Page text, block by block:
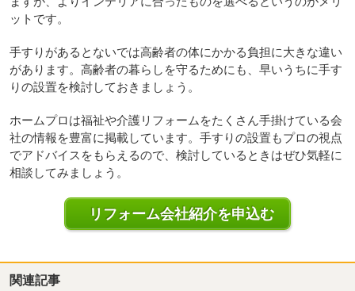
ットです。
手すりがあるとないでは高齢者の体にかかる負担に大きな違い
があります。高齢者の暮らしを守るためにも、早いうちに手す
りの設置を検討しておきましょう。
ホームプロは福祉や介護リフォームをたくさん手掛けている会
社の情報を豊富に掲載しています。手すりの設置もプロの視点
でアドバイスをもらえるので、検討しているときはぜひ気軽に
相談してみましょう。
リフォーム会社紹介を申込む
関連記事